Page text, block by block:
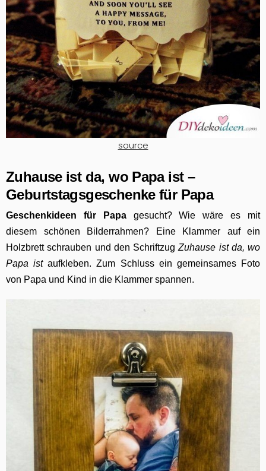
source
Zuhause ist da, wo Papa ist –
Geburtstagsgeschenke für Papa
Geschenkideen für Papa gesucht? Wie wäre es mit
diesem schönen Bilderrahmen? Eine Klammer auf ein
Holzbrett schrauben und den Schriftzug Zuhause ist da, wo
Papa istaufkleben. Zum Schluss ein gemeinsames Foto
von Papa und Kind in die Klammer spannen.